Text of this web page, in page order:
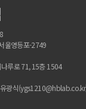
울영등포-2749
루로 71, 15층 1504
광식